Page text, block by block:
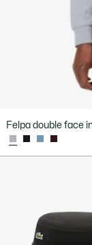
Felpa double face